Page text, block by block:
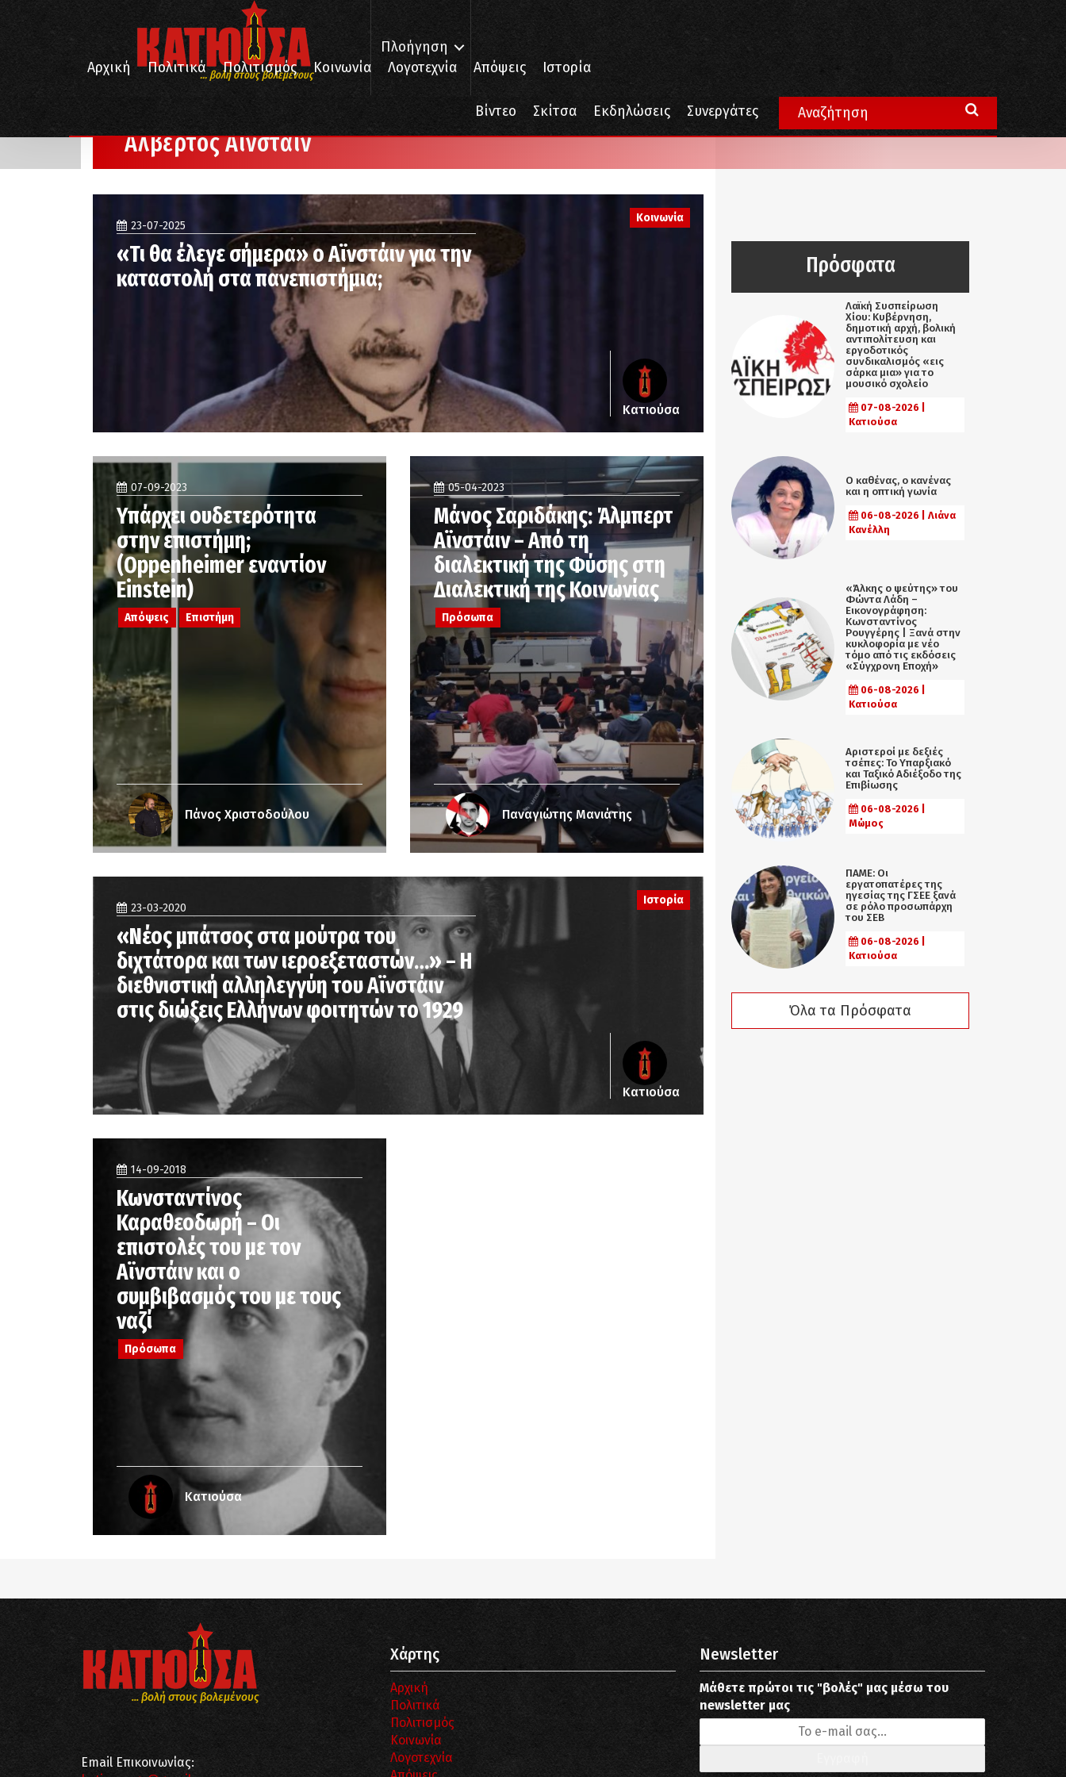
... βολή στους βολεμένους
Πλοήγηση
Αρχική
Πολιτικά Πολιτισμός Κοινωνία Λογοτεχνία Απόψεις Ιστορία
Βίντεο Σκίτσα Εκδηλώσεις Συνεργάτες
Αλβέρτος Αϊνστάιν
Αλβέρτος Αϊνστάιν
Κοινωνία
23-07-2025
«Τι θα έλεγε σήμερα» ο Αϊνστάιν για την
καταστολή στα πανεπιστήμια;
Κατιούσα
07-09-2023
Υπάρχει ουδετερότητα
στην επιστήμη;
(Oppenheimer εναντίον
Einstein)
Απόψεις Επιστήμη
Πάνος Χριστοδούλου
05-04-2023
Μάνος Σαριδάκης: Άλμπερτ
Αϊνστάιν – Από τη
διαλεκτική της Φύσης στη
Διαλεκτική της Κοινωνίας
Πρόσωπα
Παναγιώτης Μανιάτης
Ιστορία
23-03-2020
«Νέος μπάτσος στα μούτρα του
διχτάτορα και των ιεροεξεταστών…» – Η
διεθνιστική αλληλεγγύη του Αϊνστάιν
στις διώξεις Ελλήνων φοιτητών το 1929
Κατιούσα
14-09-2018
Κωνσταντίνος
Καραθεοδωρή – Οι
επιστολές του με τον
Αϊνστάιν και ο
συμβιβασμός του με τους
ναζί
Πρόσωπα
Κατιούσα
Πρόσφατα
Λαϊκή Συσπείρωση
Χίου: Κυβέρνηση,
δημοτική αρχή, βολική
αντιπολίτευση και
εργοδοτικός
συνδικαλισμός «εις
σάρκα μια» για το
μουσικό σχολείο
07-08-2026 |
Κατιούσα
Ο καθένας, ο κανένας
και η οπτική γωνία
06-08-2026 | Λιάνα
Κανέλλη
«Άλκης ο ψεύτης» του
Φώντα Λάδη –
Εικονογράφηση:
Κωνσταντίνος
Ρουγγέρης | Ξανά στην
κυκλοφορία με νέο
τόμο από τις εκδόσεις
«Σύγχρονη Εποχή»
06-08-2026 |
Κατιούσα
Αριστεροί με δεξιές
τσέπες: Το Υπαρξιακό
και Ταξικό Αδιέξοδο της
Επιβίωσης
06-08-2026 |
Μώμος
ΠΑΜΕ: Οι
εργατοπατέρες της
ηγεσίας της ΓΣΕΕ ξανά
σε ρόλο προσωπάρχη
του ΣΕΒ
06-08-2026 |
Κατιούσα
Όλα τα Πρόσφατα
... βολή στους βολεμένους
Email Επικοινωνίας:
Χάρτης
Αρχική
Πολιτικά
Πολιτισμός
Κοινωνία
Λογοτεχνία
Newsletter
Μάθετε πρώτοι τις "βολές" μας μέσω του
newsletter μας